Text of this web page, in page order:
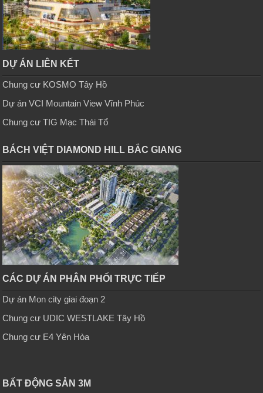
DỰ ÁN LIÊN KẾT
Chung cư KOSMO Tây Hồ
Dự án VCI Mountain View Vĩnh Phúc
Chung cư TIG Mạc Thái Tổ
BÁCH VIỆT DIAMOND HILL BẮC GIANG
CÁC DỰ ÁN PHÂN PHỐI TRỰC TIẾP
Dự án Mon city giai đoạn 2
Chung cư UDIC WESTLAKE Tây Hồ
Chung cư E4 Yên Hòa
BẤT ĐỘNG SẢN 3M